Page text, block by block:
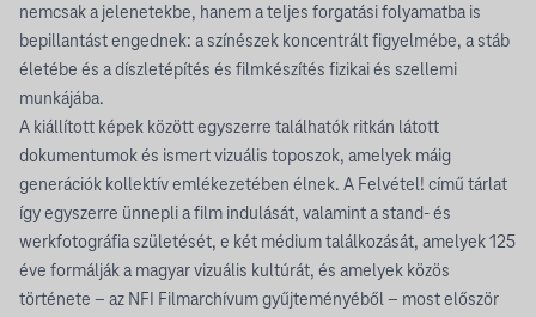
nemcsak a jelenetekbe, hanem a teljes forgatási folyamatba is
bepillantást engednek: a színészek koncentrált figyelmébe, a stáb
életébe és a díszletépítés és filmkészítés fizikai és szellemi
munkájába.
A kiállított képek között egyszerre találhatók ritkán látott
dokumentumok és ismert vizuális toposzok, amelyek máig
generációk kollektív emlékezetében élnek. A Felvétel! című tárlat
így egyszerre ünnepli a film indulását, valamint a stand- és
werkfotográfia születését, e két médium találkozását, amelyek 125
éve formálják a magyar vizuális kultúrát, és amelyek közös
története – az NFI Filmarchívum gyűjteményéből – most először